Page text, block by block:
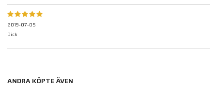
2019-07-05
Dick
ANDRA KÖPTE ÄVEN